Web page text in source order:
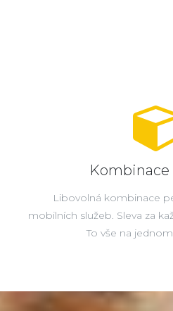
Libovolná kombinace
mobilních služeb. Sleva za
To vše na